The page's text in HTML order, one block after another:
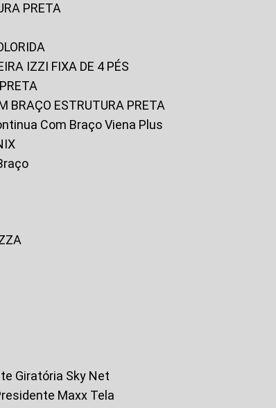
PRETA
IZZI FIXA DE 4 PÉS
BRAÇO ESTRUTURA PRETA
Com Braço Viena Plus
Giratória Sky Net
Maxx Tela